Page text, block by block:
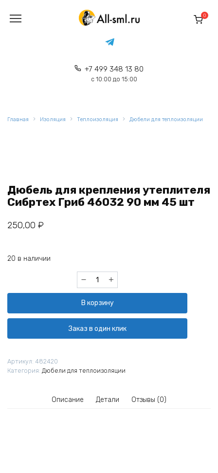
содержанию
+7 499 348 13 80
с 10:00 до 15:00
0
Главная Изоляция Теплоизоляция Дюбели для теплоизоляции
Дюбель для крепления утеплителя
Сибртех Гриб 46032 90 мм 45 шт
250,00 ₽
20 в наличии
Количество
товара
для
крепления
утеплителя
Сибртех
90
шт
В корзину
Заказ в один клик
Артикул: 482420
Категория: Дюбели для теплоизоляции
Описание Детали Отзывы (0)